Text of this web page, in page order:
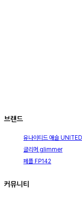
브랜드
유나이티드 애슬
글리머 glimmer
페플 FP142
커뮤니티